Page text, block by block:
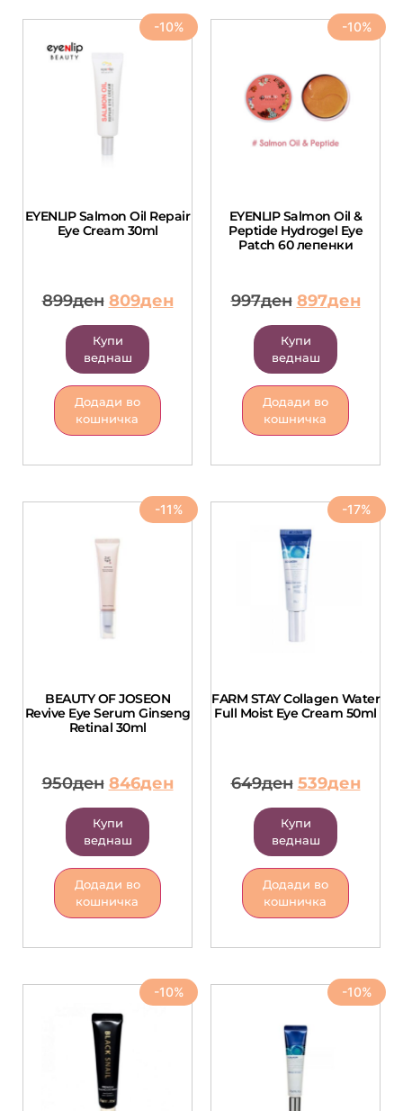
-10%
EYENLIP Salmon Oil Repair
Eye Cream 30ml
899ден 809ден
Купи
веднаш
Додади во
кошничка
-10%
EYENLIP Salmon Oil &
Peptide Hydrogel Eye
Patch 60 лепенки
997ден 897ден
Купи
веднаш
Додади во
кошничка
-11%
BEAUTY OF JOSEON
Revive Eye Serum Ginseng
Retinal 30ml
950ден 846ден
Купи
веднаш
Додади во
кошничка
-17%
FARM STAY Collagen Water
Full Moist Eye Cream 50ml
649ден 539ден
Купи
веднаш
Додади во
кошничка
-10% -10%